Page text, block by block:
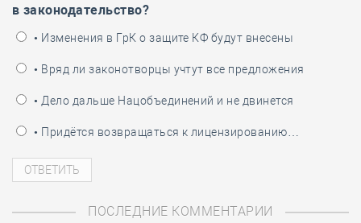
в законодательство?
• Изменения в ГрК о защите КФ будут внесены
• Вряд ли законотворцы учтут все предложения
• Дело дальше Нацобъединений и не двинется
• Придётся возвращаться к лицензированию…
ПОСЛЕДНИЕ КОММЕНТАРИИ